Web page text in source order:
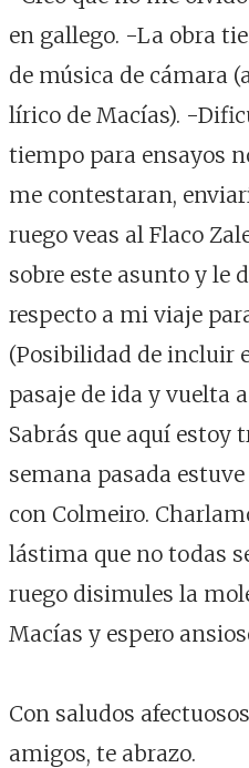
en gallego. -La obra
de música de cámara
lírico de Macías). -
tiempo para ensayos
me contestaran,
ruego veas al Flaco
sobre este asunto y le
respecto a mi viaje
(Posibilidad de incluir
pasaje de ida y vuelta
Sabrás que aquí estoy
semana pasada
con Colmeiro.
lástima que no todas
ruego disimules la
Macías y espero
Con saludos
amigos, te abrazo.